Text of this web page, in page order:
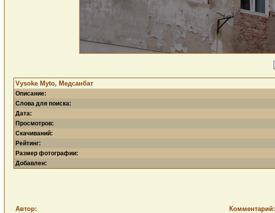
Vysoke Myto, Медсанбат
Описание:
Слова для поиска:
Дата:
Просмотров:
Скачиваний:
Рейтинг:
Размер фотографии:
Добавлен:
Автор: Комментарий: